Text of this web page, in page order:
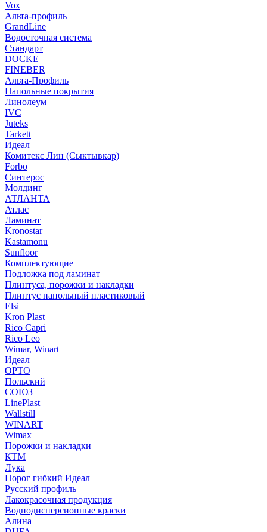
Vox
Альта-профиль
GrandLine
Водосточная система
Стандарт
DOCKE
FINEBER
Альта-Профиль
Напольные покрытия
Линолеум
IVC
Juteks
Tarkett
Идеал
Комитекс Лин (Сыктывкар)
Forbo
Синтерос
Молдинг
АТЛАНТА
Атлас
Ламинат
Kronostar
Kastamonu
Sunfloor
Комплектующие
Подложка под ламинат
Плинтуса, порожки и накладки
Плинтус напольный пластиковый
Elsi
Kron Plast
Rico Capri
Rico Leo
Wimar, Winart
Идеал
ОРТО
Польский
СОЮЗ
LinePlast
Wallstill
WINART
Wimax
Порожки и накладки
КТМ
Лука
Порог гибкий Идеал
Русский профиль
Лакокрасочная продукция
Воднодисперсионные краски
Алина